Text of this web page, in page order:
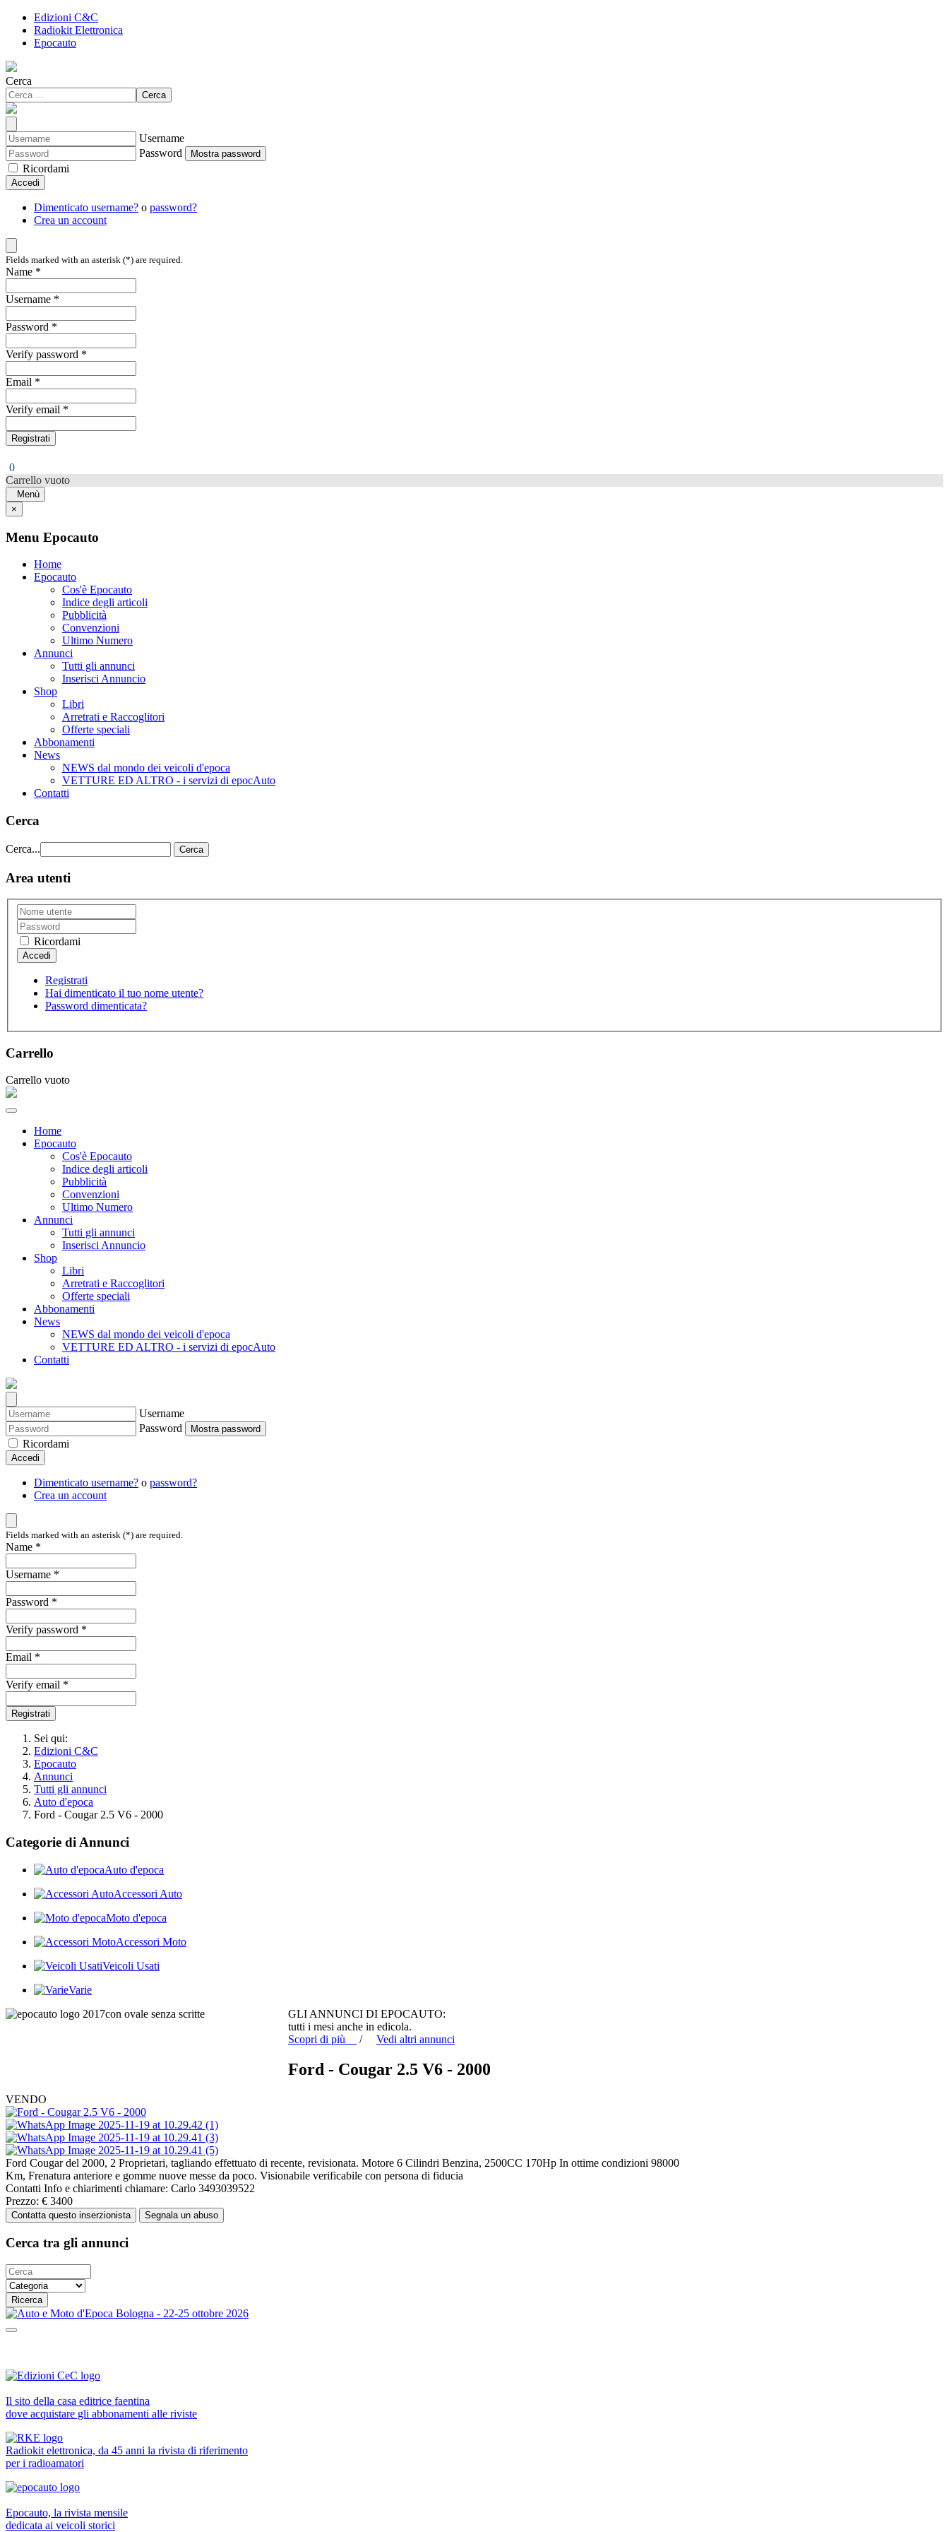
Edizioni C&C
Radiokit Elettronica
Epocauto
Cerca
Cerca
Username
Password
Mostra password
Ricordami
Accedi
Dimenticato username? o password?
Crea un account
Fields marked with an asterisk (*) are required.
Name *
Username *
Password *
Verify password *
Email *
Verify email *
Registrati
0
Carrello vuoto
Menù
×
Menu Epocauto
Home
Epocauto
Cos'è Epocauto
Indice degli articoli
Pubblicità
Convenzioni
Ultimo Numero
Annunci
Tutti gli annunci
Inserisci Annuncio
Shop
Libri
Arretrati e Raccoglitori
Offerte speciali
Abbonamenti
News
NEWS dal mondo dei veicoli d'epoca
VETTURE ED ALTRO - i servizi di epocAuto
Contatti
Cerca
Cerca... Cerca
Area utenti
Ricordami
Registrati
Hai dimenticato il tuo nome utente?
Password dimenticata?
Carrello
Carrello vuoto
Home
Epocauto
Cos'è Epocauto
Indice degli articoli
Pubblicità
Convenzioni
Ultimo Numero
Annunci
Tutti gli annunci
Inserisci Annuncio
Shop
Libri
Arretrati e Raccoglitori
Offerte speciali
Abbonamenti
News
NEWS dal mondo dei veicoli d'epoca
VETTURE ED ALTRO - i servizi di epocAuto
Contatti
Username
Password
Mostra password
Ricordami
Accedi
Dimenticato username? o password?
Crea un account
Fields marked with an asterisk (*) are required.
Name *
Username *
Password *
Verify password *
Email *
Verify email *
Registrati
Sei qui:
Edizioni C&C
Epocauto
Annunci
Tutti gli annunci
Auto d'epoca
Ford - Cougar 2.5 V6 - 2000
Categorie di Annunci
Auto d'epoca
Accessori Auto
Moto d'epoca
Accessori Moto
Veicoli Usati
Varie
GLI ANNUNCI DI EPOCAUTO:
tutti i mesi anche in edicola.
Scopri di più
/ Vedi altri annunci
Ford - Cougar 2.5 V6 - 2000
VENDO
Ford Cougar del 2000, 2 Proprietari, tagliando effettuato di recente, revisionata. Motore 6 Cilindri Benzina, 2500CC 170Hp In ottime condizioni 98000
Km, Frenatura anteriore e gomme nuove messe da poco. Visionabile verificabile con persona di fiducia
Contatti Info e chiarimenti chiamare: Carlo 3493039522
Prezzo: € 3400
Contatta questo inserzionista Segnala un abuso
Cerca tra gli annunci
Ricerca
Il sito della casa editrice faentina
dove acquistare gli abbonamenti alle riviste
Radiokit elettronica, da 45 anni la rivista di riferimento
per i radioamatori
Epocauto, la rivista mensile
dedicata ai veicoli storici